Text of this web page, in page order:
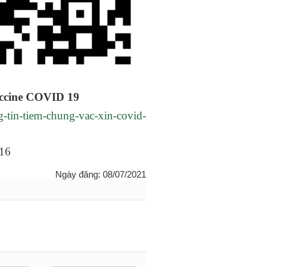
COVID 19
tin-tiem-chung-vac-xin-covid-
Ngày đăng: 08/07/2021